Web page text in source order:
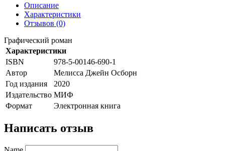
Описание
Характеристики
Отзывов (0)
Графический роман
Характеристики
ISBN
978-5-00146-690-1
Автор
Мелисса Джейн Осборн
Год издания
2020
Издательство МИФ
Формат
Электронная книга
Написать отзыв